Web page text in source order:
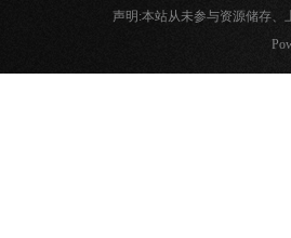
声明:本站从未参与资源储存、